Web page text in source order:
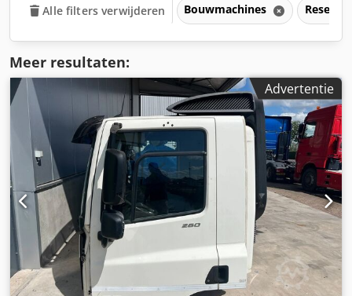
Alle filters verwijderen Bouwmachines
Meer resultaten:
Advertentie